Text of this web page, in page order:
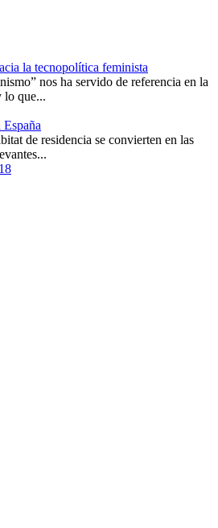
la tecnopolítica feminista
nos ha servido de referencia en la
lo que...
España
de residencia se convierten en las